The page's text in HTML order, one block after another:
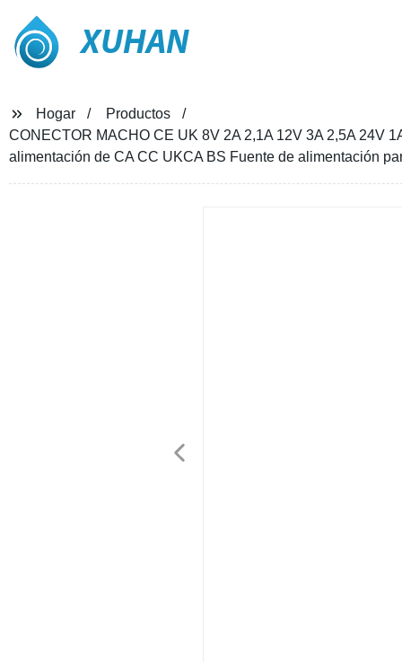
XUHAN
Hogar
Productos
CONECTOR MACHO CE UK 8V 2A 2,1A 12V 3A 2,5A 24V
alimentación de CA CC UKCA BS Fuente de alimentación